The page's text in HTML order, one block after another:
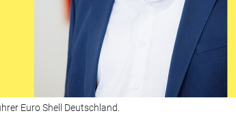
Euro Shell Deutschland.